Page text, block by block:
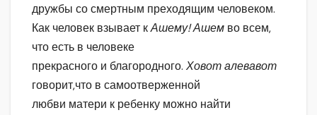
дружбы со смертным преходящим человеком.
Как человек взывает кАшему! Ашем во всем,
что есть в человеке
прекрасного и благородного. Ховот алевавот
говорит,что в самоотверженной
любви матери к ребенку можно найти